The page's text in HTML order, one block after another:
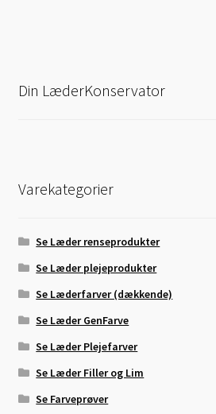
Din LæderKonservator
Varekategorier
Se Læder renseprodukter
Se Læder plejeprodukter
Se Læderfarver (dækkende)
Se Læder GenFarve
Se Læder Plejefarver
Se Læder Filler og Lim
Se Farveprøver